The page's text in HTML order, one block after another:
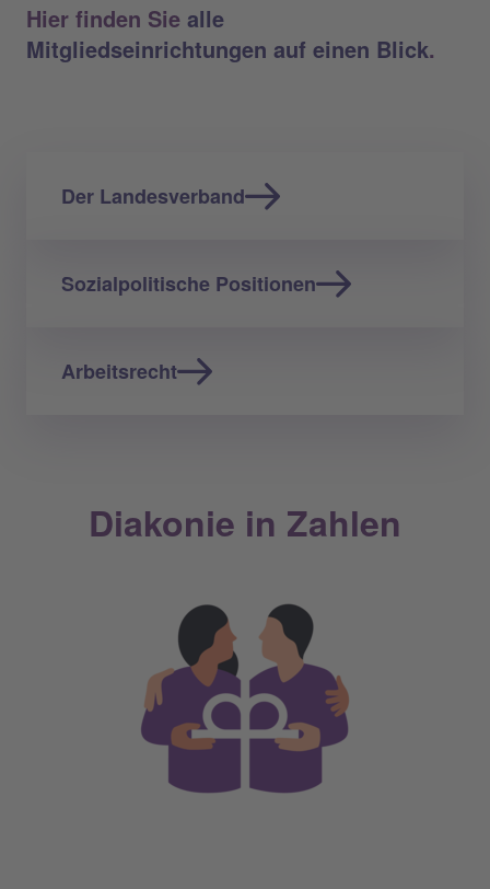
Hier finden Sie alle
Mitgliedseinrichtungen auf einen Blick.
Der Landesverband
Sozialpolitische Positionen
Arbeitsrecht
Diakonie in Zahlen